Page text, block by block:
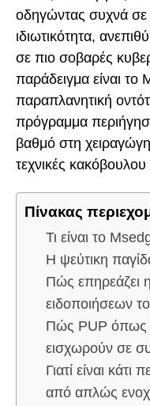
οδηγώντας συχνά σε
ιδιωτικότητα,
σε πιο σοβαρές
παράδειγμα είναι το
παραπλανητική
πρόγραμμα
βαθμό στη
τεχνικές κακόβουλου
Πίνακας
Τι είναι το
Η ψεύτικη
Πώς επηρεάζει
ειδοποιήσεων
Πώς PUP όπως
εισχωρούν σε
Γιατί είναι κάτι
από απλώς